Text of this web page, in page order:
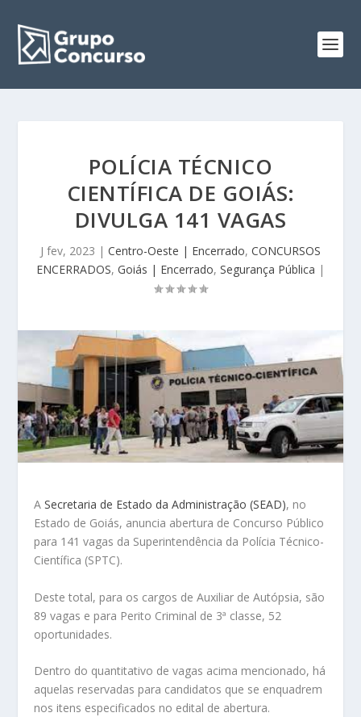
POLÍCIA TÉCNICO
CIENTÍFICA DE GOIÁS:
DIVULGA 141 VAGAS
J fev, 2023 | Centro-Oeste | Encerrado, CONCURSOS
ENCERRADOS, Goiás | Encerrado, Segurança Pública |
ASecretaria de Estado da Administração (SEAD), no
Estado de Goiás, anuncia abertura de Concurso Público
para 141 vagas da Superintendência da Polícia Técnico-
Científica (SPTC).
Deste total, para os cargos de Auxiliar de Autópsia, são
89 vagas e para Perito Criminal de 3ª classe, 52
oportunidades.
Dentro do quantitativo de vagas acima mencionado, há
aquelas reservadas para candidatos que se enquadrem
nos itens especificados no edital de abertura.